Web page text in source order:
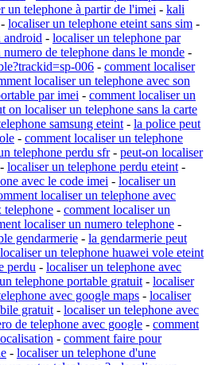
un telephone à partir de l'imei - kali
- localiser un telephone eteint sans sim -
android - localiser un telephone par
de telephone dans le monde -
006 - comment localiser
localiser un telephone avec son
par imei - comment localiser un
on localiser un telephone sans la carte
samsung eteint - la police peut
- comment localiser un telephone
telephone perdu sfr- peut-on localiser
- localiser un telephone perdu eteint -
avec le code imei - localiser un
localiser un telephone avec
telephone - comment localiser un
localiser un numero telephone -
gendarmerie - la gendarmerie peut
localiser un telephone huawei vole eteint
perdu - localiser un telephone avec
telephone portable gratuit - localiser
avec google maps - localiser
gratuit - localiser un telephone avec
de telephone avec google - comment
- comment faire pour
- localiser un telephone d'une